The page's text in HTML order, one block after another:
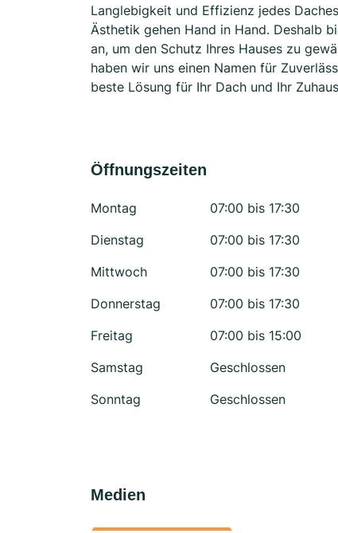
Langlebigkeit und Effizienz jedes
Ästhetik gehen Hand in Hand. Deshalb
an, um den Schutz Ihres Hauses zu
haben wir uns einen Namen für
beste Lösung für Ihr Dach und Ihr
Öffnungszeiten
Montag
07:00 bis 17:30
Dienstag
07:00 bis 17:30
Mittwoch
07:00 bis 17:30
Donnerstag
07:00 bis 17:30
Freitag
07:00 bis 15:00
Samstag
Geschlossen
Sonntag
Geschlossen
Medien